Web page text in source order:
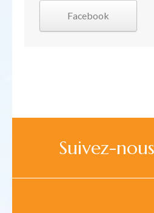
Facebook
Suivez-